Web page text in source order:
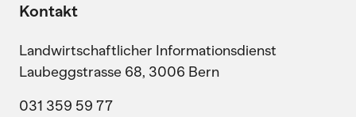
Kontakt
Landwirtschaftlicher Informationsdienst
Laubeggstrasse 68, 3006 Bern
031 359 59 77